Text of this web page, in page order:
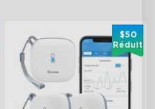
$50
Réduit